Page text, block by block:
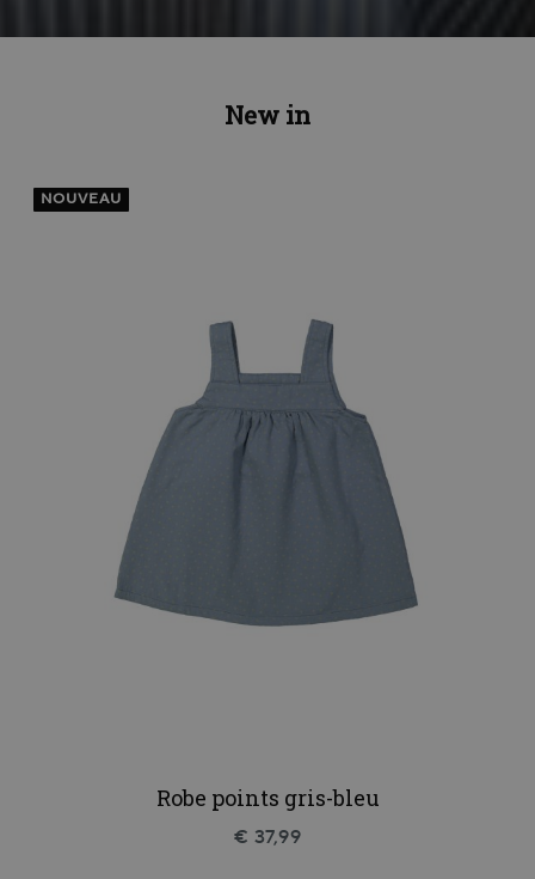
New in
NOUVEAU
Robe points gris-bleu
€ 37,99